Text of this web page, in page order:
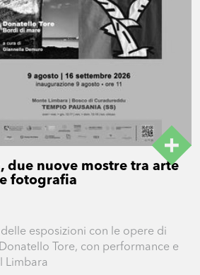
due nuove mostre tra arte
fotografia
esposizioni con le opere di
Tore, con performance e
Limbara